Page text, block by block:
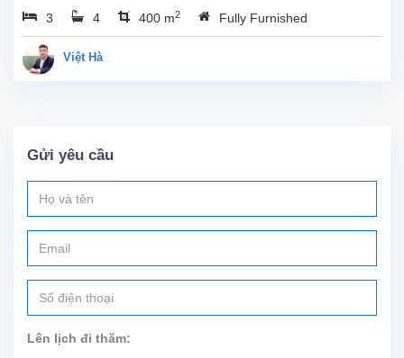
phong
cách
đô
Ciputra
–
trong
3 4 400 m2 Fully Furnished
Việt Hà
Gửi yêu cầu
Lên lịch đi thăm: